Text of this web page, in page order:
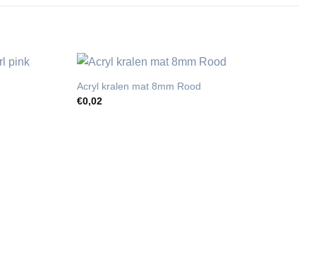
Acryl kralen mat 8mm Rood
€0,02